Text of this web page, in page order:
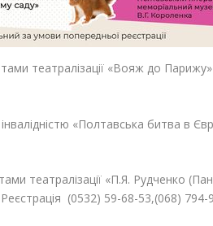
театралізації «Вояж до
«Полтавська битва в
театралізації «П.Я. Рудченко
(0532) 59-68-53,(068) 794-